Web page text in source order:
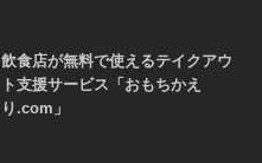
飲食店が無料で使えるテイクアウ
ト支援サービス「おもちかえ
り.com」